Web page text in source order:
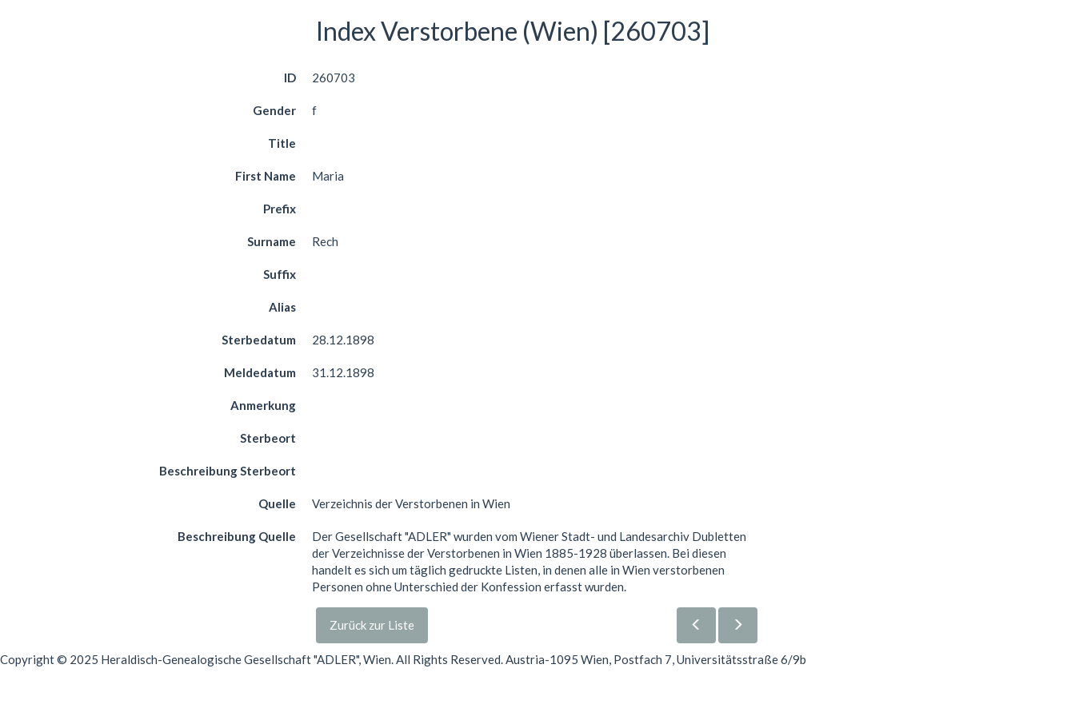
Index Verstorbene (Wien) [260703]
ID 260703
Gender f
Title
First Name Maria
Prefix
Surname Rech
Suffix
Alias
Sterbedatum 28.12.1898
Meldedatum 31.12.1898
Anmerkung
Sterbeort
Beschreibung Sterbeort
Quelle Verzeichnis der Verstorbenen in Wien
Beschreibung Quelle
Der Gesellschaft "ADLER" wurden vom Wiener Stadt- und Landesarchiv Dubletten
der Verzeichnisse der Verstorbenen in Wien 1885-1928 überlassen. Bei diesen
handelt es sich um täglich gedruckte Listen, in denen alle in Wien verstorbenen
Personen ohne Unterschied der Konfession erfasst wurden.
Zurück zur Liste
Copyright © 2025 Heraldisch-Genealogische Gesellschaft "ADLER", Wien. All Rights Reserved. Austria-1095 Wien, Postfach 7, Universitätsstraße 6/9b